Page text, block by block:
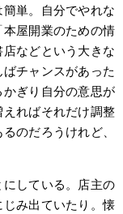
単。自分でやれな
屋開業のための情
などという大きな
チャンスがあった
ぎり自分の意思が
ればそれだけ調整
のだろうけれど、
している。店主の
み出ていたり。懐